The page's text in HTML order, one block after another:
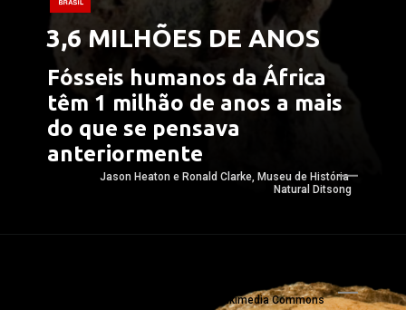
3,6 MILHÕES DE ANOS
Fósseis humanos da África
têm 1 milhão de anos a mais
do que se pensava
anteriormente
Jason Heaton e Ronald Clarke, Museu de História
Natural Ditsong
Wikimedia Commons